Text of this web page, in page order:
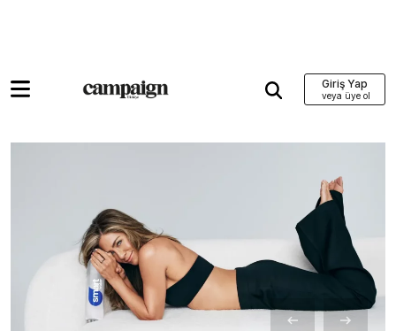
Giriş Yap